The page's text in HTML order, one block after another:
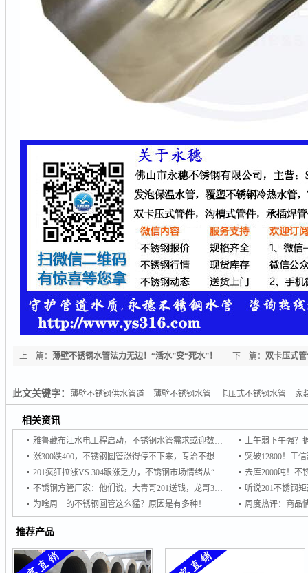
下一篇：双卡压式
上一篇：薄壁不锈钢水管法力无边！“活水”变“死水”！
此文关键字：薄壁不锈钢供水管道 薄壁不锈钢水管 卡压式不锈钢水管 家
相关资讯
雅鲁藏布江水电工程启动，不锈钢水管需求或迎数十亿级增量市场
涨300跌400，不锈钢圆管涨得停不下来，专治不想买，专杀不敢买！
201疯狂拉涨VS 304跟涨乏力，不锈钢市场情绪从“谨慎”转向“追涨
不锈钢方管厂家：他们说，大青哥201送钱，龙哥304想接单
为啥周一的不锈钢圆管这么猛？原因是有多种！
推荐产品